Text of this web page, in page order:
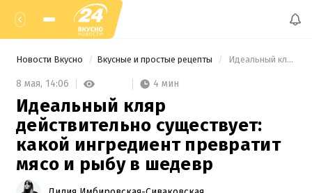
Новости Вкусно Вкусные и простые рецепты Идеальный кляр действительно существует: какой ингредиент превратит мясо и рыбу в шедевр
8 мая, 14:06 4 мин
Идеальный кляр
действительно существует:
какой ингредиент превратит
мясо и рыбу в шедевр